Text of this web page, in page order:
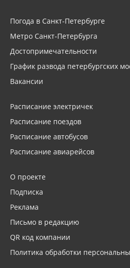
Погода в Санкт-Петербурге
Метро Санкт-Петербурга
Достопримечательности
График развода петербургских
Вакансии
Расписание электричек
Расписание поездов
Расписание автобусов
Расписание авиарейсов
О проекте
Подписка
Реклама
Письмо в редакцию
QR код компании
Политика обработки